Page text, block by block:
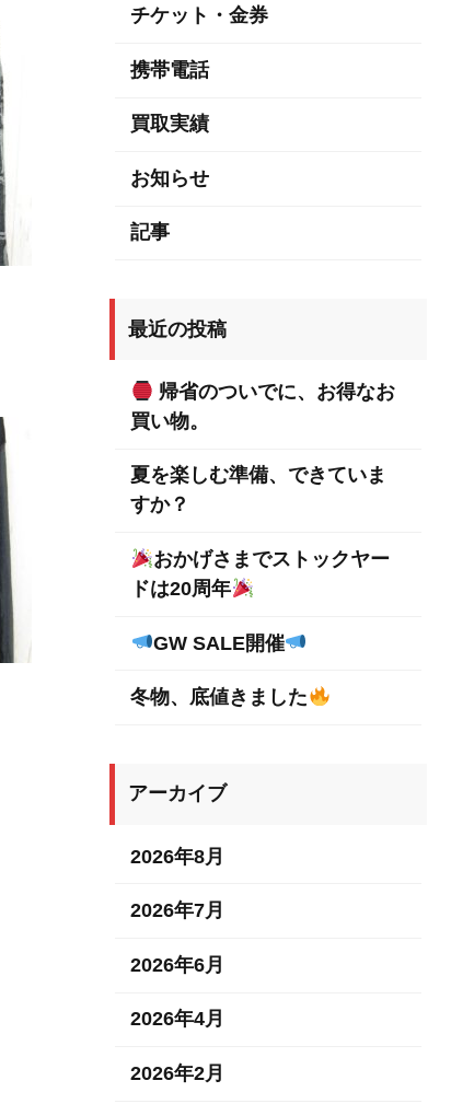
チケット・金券
携帯電話
買取実績
お知らせ
記事
最近の投稿
帰省のついでに、お得なお
買い物。
夏を楽しむ準備、できていま
すか？
おかげさまでストックヤー
ドは20周年
GW SALE開催
冬物、底値きました
アーカイブ
2026年8月
2026年7月
2026年6月
2026年4月
2026年2月